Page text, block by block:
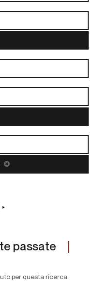
passate
per questa ricerca.